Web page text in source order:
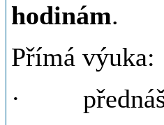
hodinám.
Přímá
·